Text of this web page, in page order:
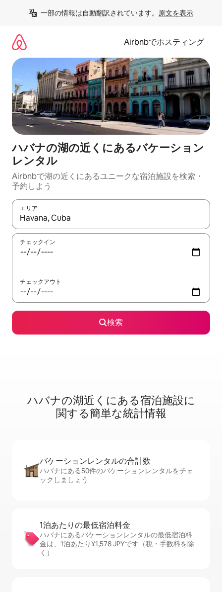
一部の情報は自動翻訳されています。 原文を表示
Airbnbでホスティング
ハバナの湖の近くにあるバケーション
レンタル
Airbnbで湖の近くにあるユニークな宿泊施設を検索・
予約しよう
エリア
検索結果が表示されたら、上下の矢印キーを使って移動するか
チェックイン
チェックアウト
検索
ハバナの湖⁠近⁠く⁠にあ⁠る宿⁠泊⁠施⁠設⁠に
関⁠す⁠る簡⁠単⁠な統⁠計⁠情⁠報
バケーションレ⁠ン⁠タ⁠ル⁠の合⁠計⁠数
ハバナにある50件のバケーションレンタルをチェ
ックしましょう
1泊あたりの最⁠低⁠宿⁠泊⁠料⁠金
ハバナにあるバケーションレンタルの最低宿泊料
金は、1泊あたり¥1,578 JPYです（税・手数料を除
く）